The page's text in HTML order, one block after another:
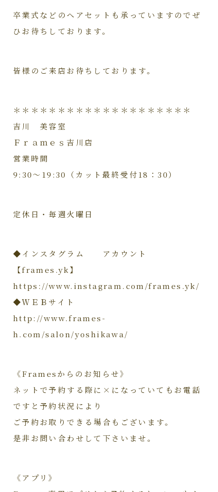
卒業式などのヘアセットも承っていますのでぜ
ひお待ちしております。
皆様のご来店お待ちしております。
＊＊＊＊＊＊＊＊＊＊＊＊＊＊＊＊＊＊＊＊
吉川 美容室
Ｆｒａｍｅｓ吉川店
営業時間
9:30～19:30（カット最終受付18：30）
定休日・毎週火曜日
◆インスタグラム アカウント
【frames.yk】
https://www.instagram.com/frames.yk/
◆ＷＥＢサイト
http://www.frames-
h.com/salon/yoshikawa/
《Framesからのお知らせ》
ネットで予約する際に×になっていてもお電話
ですと予約状況により
ご予約お取りできる場合もございます。
是非お問い合わせして下さいませ。
《アプリ》